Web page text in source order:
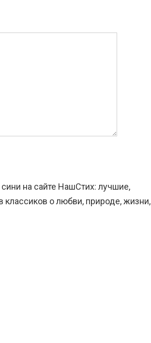
на сайте НашСтих: лучшие,
классиков о любви, природе, жизни,